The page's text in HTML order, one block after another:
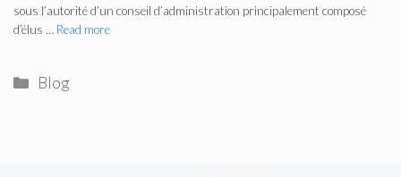
sous l’autorité d’un conseil d’administration principalement composé
d’élus … Read more
Categories
Blog